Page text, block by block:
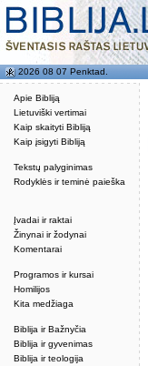
Apie Bibliją
Lietuviški vertimai
Kaip skaityti Bibliją
Kaip įsigyti Bibliją
Tekstų palyginimas
Rodyklės ir teminė paieška
Įvadai ir raktai
Žinynai ir žodynai
Komentarai
Programos ir kursai
Homilijos
Kita medžiaga
Biblija ir Bažnyčia
Biblija ir gyvenimas
Biblija ir teologija
2026 08 07 Penktad.